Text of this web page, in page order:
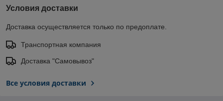
Условия доставки
Доставка осуществляется только по предоплате.
Транспортная компания
Доставка "Самовывоз"
Все условия доставки